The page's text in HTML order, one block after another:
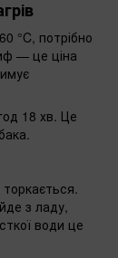
°C, потрібно
— це ціна
18 хв. Це
торкається.
з ладу,
води це